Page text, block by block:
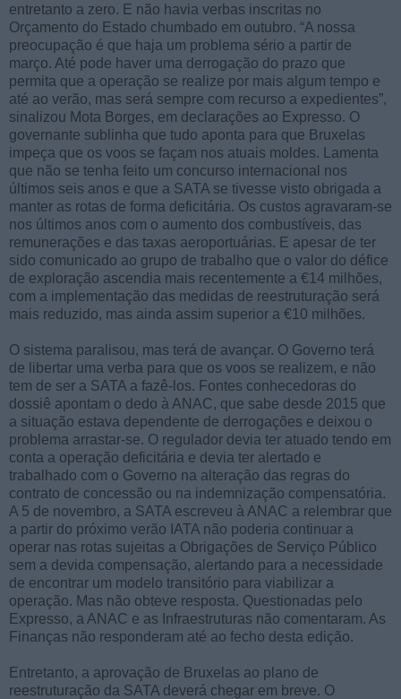
entretanto a zero. E não havia verbas inscritas no
Orçamento do Estado chumbado em outubro. “A nossa
preocupação é que haja um problema sério a partir de
março. Até pode haver uma derrogação do prazo que
permita que a operação se realize por mais algum tempo e
até ao verão, mas será sempre com recurso a expedientes”,
sinalizou Mota Borges, em declarações ao Expresso. O
governante sublinha que tudo aponta para que Bruxelas
impeça que os voos se façam nos atuais moldes. Lamenta
que não se tenha feito um concurso internacional nos
últimos seis anos e que a SATA se tivesse visto obrigada a
manter as rotas de forma deficitária. Os custos agravaram-se
nos últimos anos com o aumento dos combustíveis, das
remunerações e das taxas aeroportuárias. E apesar de ter
sido comunicado ao grupo de trabalho que o valor do défice
de exploração ascendia mais recentemente a €14 milhões,
com a implementação das medidas de reestruturação será
mais reduzido, mas ainda assim superior a €10 milhões.
O sistema paralisou, mas terá de avançar. O Governo terá
de libertar uma verba para que os voos se realizem, e não
tem de ser a SATA a fazê-los. Fontes conhecedoras do
dossiê apontam o dedo à ANAC, que sabe desde 2015 que
a situação estava dependente de derrogações e deixou o
problema arrastar-se. O regulador devia ter atuado tendo em
conta a operação deficitária e devia ter alertado e
trabalhado com o Governo na alteração das regras do
contrato de concessão ou na indemnização compensatória.
A 5 de novembro, a SATA escreveu à ANAC a relembrar que
a partir do próximo verão IATA não poderia continuar a
operar nas rotas sujeitas a Obrigações de Serviço Público
sem a devida compensação, alertando para a necessidade
de encontrar um modelo transitório para viabilizar a
operação. Mas não obteve resposta. Questionadas pelo
Expresso, a ANAC e as Infraestruturas não comentaram. As
Finanças não responderam até ao fecho desta edição.
Entretanto, a aprovação de Bruxelas ao plano de
reestruturação da SATA deverá chegar em breve. O